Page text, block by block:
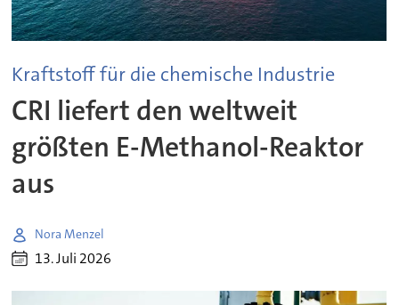
Kraftstoff für die chemische Industrie
CRI liefert den weltweit
größten E-Methanol-Reaktor
aus
Nora Menzel
13. Juli 2026